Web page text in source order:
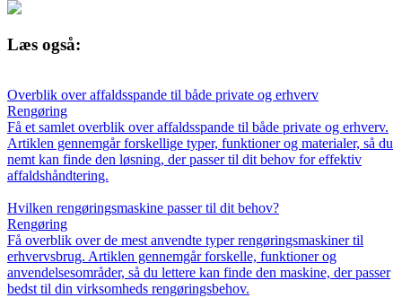
Læs også:
Overblik over affaldsspande til både private og erhverv
Rengøring
Få et samlet overblik over affaldsspande til både private og erhverv.
Artiklen gennemgår forskellige typer, funktioner og materialer, så du
nemt kan finde den løsning, der passer til dit behov for effektiv
affaldshåndtering.
Hvilken rengøringsmaskine passer til dit behov?
Rengøring
Få overblik over de mest anvendte typer rengøringsmaskiner til
erhvervsbrug. Artiklen gennemgår forskelle, funktioner og
anvendelsesområder, så du lettere kan finde den maskine, der passer
bedst til din virksomheds rengøringsbehov.